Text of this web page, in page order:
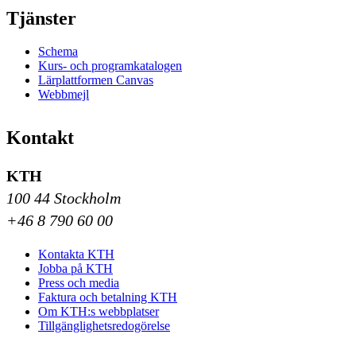
Tjänster
Schema
Kurs- och programkatalogen
Lärplattformen Canvas
Webbmejl
Kontakt
KTH
100 44 Stockholm
+46 8 790 60 00
Kontakta KTH
Jobba på KTH
Press och media
Faktura och betalning KTH
Om KTH:s webbplatser
Tillgänglighetsredogörelse